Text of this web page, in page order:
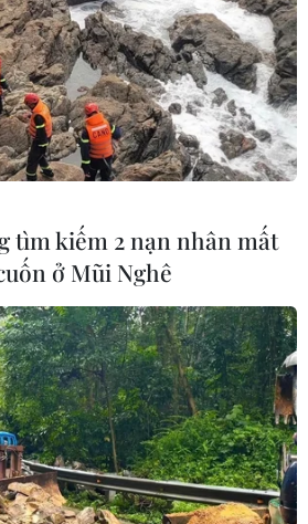
tìm kiếm 2 nạn nhân mất
ở Mũi Nghê